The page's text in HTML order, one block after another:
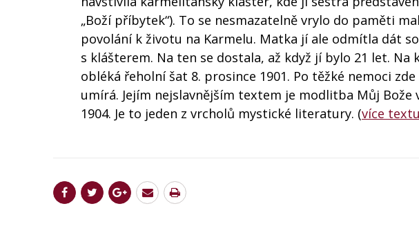
„Boží příbytek“). To se nesmazatelně vrylo do paměti
povolání k životu na Karmelu. Matka jí ale odmítla dát
s klášterem. Na ten se dostala, až když jí bylo 21 let.
obléká řeholní šat 8. prosince 1901. Po těžké nemoci
umírá. Jejím nejslavnějším textem je modlitba Můj
1904. Je to jeden z vrcholů mystické literatury. (více